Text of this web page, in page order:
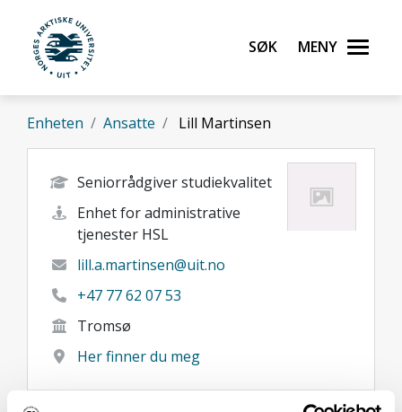
Gå til hovedinnhold
UiT Norges arktiske universitet
Søk Meny
Enheten Ansatte Lill Martinsen
Seniorrådgiver studiekvalitet
Enhet for administrative
tjenester HSL
lill.a.martinsen@uit.no
+47 77 62 07 53
Tromsø
Her finner du meg